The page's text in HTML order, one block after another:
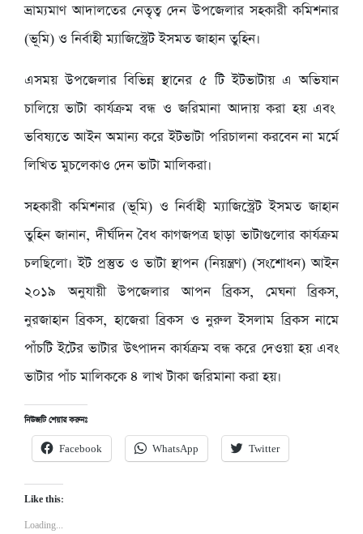
ভ্রাম্যমাণ আদালতের নেতৃত্ব দেন উপজেলার সহকারী কমিশনার
(ভূমি) ও নির্বাহী ম্যাজিস্ট্রেট ইসমত জাহান তুহিন।
এসময় উপজেলার বিভিন্ন স্থানের ৫ টি ইটভাটায় এ অভিযান
চালিয়ে ভাটা কার্যক্রম বন্ধ ও জরিমানা আদায় করা হয় এবং
ভবিষ্যতে আইন অমান্য করে ইটভাটা পরিচালনা করবেন না মর্মে
লিখিত মুচলেকাও দেন ভাটা মালিকরা।
সহকারী কমিশনার (ভূমি) ও নির্বাহী ম্যাজিস্ট্রেট ইসমত জাহান
তুহিন জানান, দীর্ঘদিন বৈধ কাগজপত্র ছাড়া ভাটাগুলোর কার্যক্রম
চলছিলো। ইট প্রস্তুত ও ভাটা স্থাপন (নিয়ন্ত্রণ) (সংশোধন) আইন
২০১৯ অনুযায়ী উপজেলার আপন ব্রিকস, মেঘনা ব্রিকস,
নুরজাহান ব্রিকস, হাজেরা ব্রিকস ও নুরুল ইসলাম ব্রিকস নামে
পাঁচটি ইটের ভাটার উৎপাদন কার্যক্রম বন্ধ করে দেওয়া হয় এবং
ভাটার পাঁচ মালিককে ৪ লাখ টাকা জরিমানা করা হয়।
নিউজটি শেয়ার করুনঃ
Facebook WhatsApp Twitter
Like this:
Loading...